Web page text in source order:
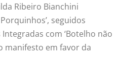
Ribeiro Bianchini
seguidos
com ‘Botelho não
manifesto em favor da